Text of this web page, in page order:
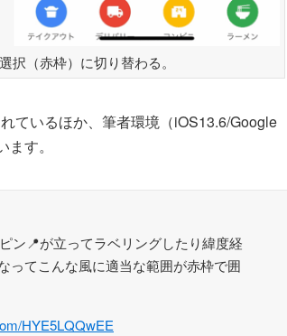
択（赤枠）に切り替わる。
ているほか、筆者環境（iOS13.6/Google
す。
ン📍が立ってラベリングしたり緯度経
ってこんな風に適当な範囲が赤枠で囲
HYE5LQQwEE